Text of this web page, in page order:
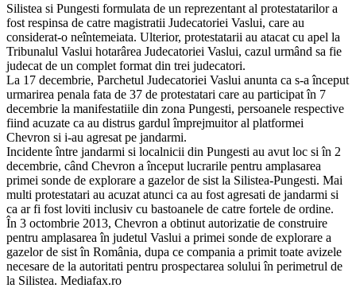
Silistea si Pungesti formulata de un reprezentant al protestatarilor a
fost respinsa de catre magistratii Judecatoriei Vaslui, care au
considerat-o neîntemeiata. Ulterior, protestatarii au atacat cu apel la
Tribunalul Vaslui hotarârea Judecatoriei Vaslui, cazul urmând sa fie
judecat de un complet format din trei judecatori.
La 17 decembrie, Parchetul Judecatoriei Vaslui anunta ca s-a început
urmarirea penala fata de 37 de protestatari care au participat în 7
decembrie la manifestatiile din zona Pungesti, persoanele respective
fiind acuzate ca au distrus gardul împrejmuitor al platformei
Chevron si i-au agresat pe jandarmi.
Incidente între jandarmi si localnicii din Pungesti au avut loc si în 2
decembrie, când Chevron a început lucrarile pentru amplasarea
primei sonde de explorare a gazelor de sist la Silistea-Pungesti. Mai
multi protestatari au acuzat atunci ca au fost agresati de jandarmi si
ca ar fi fost loviti inclusiv cu bastoanele de catre fortele de ordine.
În 3 octombrie 2013, Chevron a obtinut autorizatie de construire
pentru amplasarea în judetul Vaslui a primei sonde de explorare a
gazelor de sist în România, dupa ce compania a primit toate avizele
necesare de la autoritati pentru prospectarea solului în perimetrul de
la Silistea. Mediafax.ro